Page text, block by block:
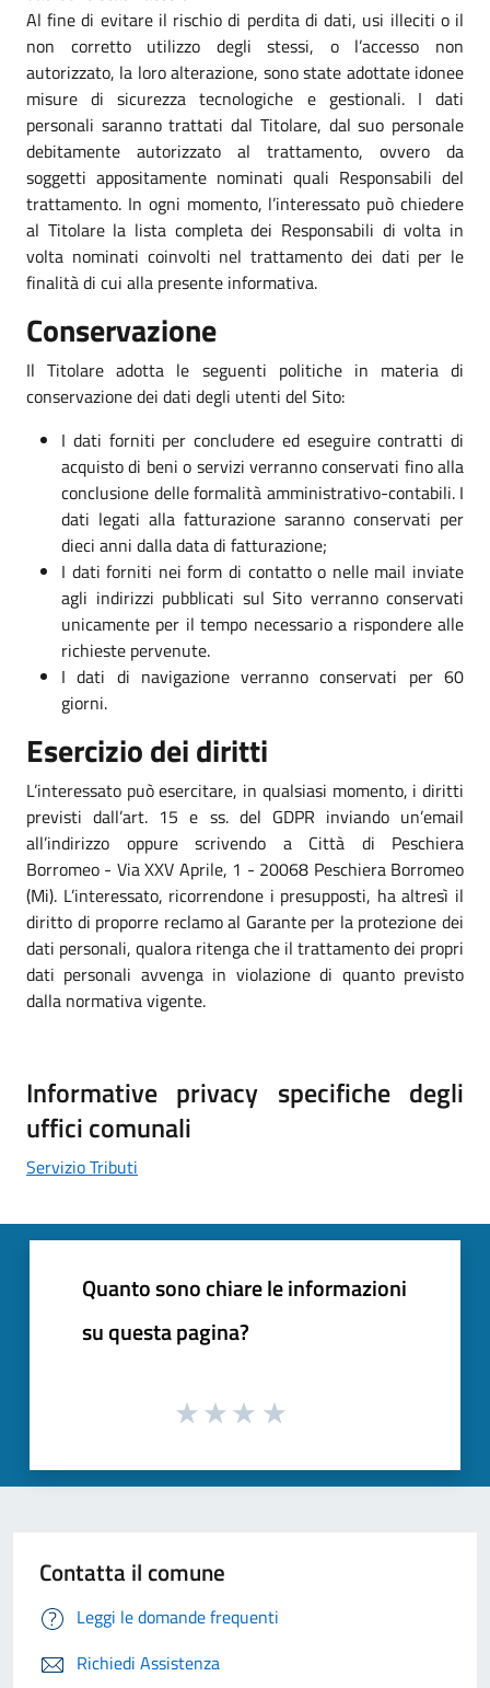
Al fine di evitare il rischio di perdita di dati, usi illeciti o il
non corretto utilizzo degli stessi, o l’accesso non
autorizzato, la loro alterazione, sono state adottate idonee
misure di sicurezza tecnologiche e gestionali. I dati
personali saranno trattati dal Titolare, dal suo personale
debitamente autorizzato al trattamento, ovvero da
soggetti appositamente nominati quali Responsabili del
trattamento. In ogni momento, l’interessato può chiedere
al Titolare la lista completa dei Responsabili di volta in
volta nominati coinvolti nel trattamento dei dati per le
finalità di cui alla presente informativa.
Conservazione
Il Titolare adotta le seguenti politiche in materia di
conservazione dei dati degli utenti del Sito:
I dati forniti per concludere ed eseguire contratti di
acquisto di beni o servizi verranno conservati fino alla
conclusione delle formalità amministrativo-contabili. I
dati legati alla fatturazione saranno conservati per
dieci anni dalla data di fatturazione;
I dati forniti nei form di contatto o nelle mail inviate
agli indirizzi pubblicati sul Sito verranno conservati
unicamente per il tempo necessario a rispondere alle
richieste pervenute.
I dati di navigazione verranno conservati per 60
giorni.
Esercizio dei diritti
L’interessato può esercitare, in qualsiasi momento, i diritti
previsti dall’art. 15 e ss. del GDPR inviando un’email
all’indirizzo oppure scrivendo a Città di Peschiera
Borromeo - Via XXV Aprile, 1 - 20068 Peschiera Borromeo
(Mi). L’interessato, ricorrendone i presupposti, ha altresì il
diritto di proporre reclamo al Garante per la protezione dei
dati personali, qualora ritenga che il trattamento dei propri
dati personali avvenga in violazione di quanto previsto
dalla normativa vigente.
Informative privacy specifiche degli
uffici comunali
Servizio Tributi
Quanto sono chiare le informazioni
su questa pagina?
Contatta il comune
Leggi le domande frequenti
Richiedi Assistenza